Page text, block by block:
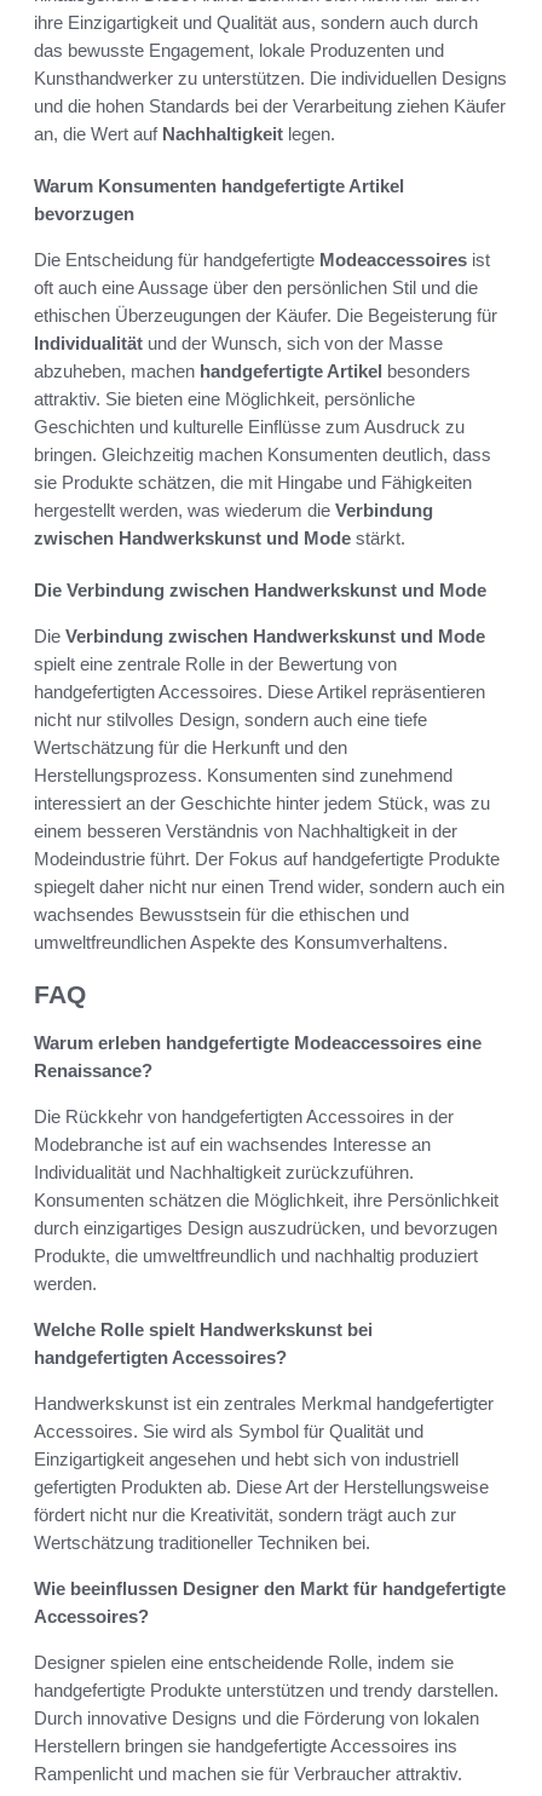
ihre Einzigartigkeit und Qualität aus, sondern auch durch
das bewusste Engagement, lokale Produzenten und
Kunsthandwerker zu unterstützen. Die individuellen Designs
und die hohen Standards bei der Verarbeitung ziehen Käufer
an, die Wert auf Nachhaltigkeit legen.
Warum Konsumenten handgefertigte Artikel
bevorzugen
Die Entscheidung für handgefertigte Modeaccessoires ist
oft auch eine Aussage über den persönlichen Stil und die
ethischen Überzeugungen der Käufer. Die Begeisterung für
Individualität und der Wunsch, sich von der Masse
abzuheben, machen handgefertigte Artikel besonders
attraktiv. Sie bieten eine Möglichkeit, persönliche
Geschichten und kulturelle Einflüsse zum Ausdruck zu
bringen. Gleichzeitig machen Konsumenten deutlich, dass
sie Produkte schätzen, die mit Hingabe und Fähigkeiten
hergestellt werden, was wiederum die Verbindung
zwischen Handwerkskunst und Mode stärkt.
Die Verbindung zwischen Handwerkskunst und Mode
Die Verbindung zwischen Handwerkskunst und Mode
spielt eine zentrale Rolle in der Bewertung von
handgefertigten Accessoires. Diese Artikel repräsentieren
nicht nur stilvolles Design, sondern auch eine tiefe
Wertschätzung für die Herkunft und den
Herstellungsprozess. Konsumenten sind zunehmend
interessiert an der Geschichte hinter jedem Stück, was zu
einem besseren Verständnis von Nachhaltigkeit in der
Modeindustrie führt. Der Fokus auf handgefertigte Produkte
spiegelt daher nicht nur einen Trend wider, sondern auch ein
wachsendes Bewusstsein für die ethischen und
umweltfreundlichen Aspekte des Konsumverhaltens.
FAQ
Warum erleben handgefertigte Modeaccessoires eine
Renaissance?
Die Rückkehr von handgefertigten Accessoires in der
Modebranche ist auf ein wachsendes Interesse an
Individualität und Nachhaltigkeit zurückzuführen.
Konsumenten schätzen die Möglichkeit, ihre Persönlichkeit
durch einzigartiges Design auszudrücken, und bevorzugen
Produkte, die umweltfreundlich und nachhaltig produziert
werden.
Welche Rolle spielt Handwerkskunst bei
handgefertigten Accessoires?
Handwerkskunst ist ein zentrales Merkmal handgefertigter
Accessoires. Sie wird als Symbol für Qualität und
Einzigartigkeit angesehen und hebt sich von industriell
gefertigten Produkten ab. Diese Art der Herstellungsweise
fördert nicht nur die Kreativität, sondern trägt auch zur
Wertschätzung traditioneller Techniken bei.
Wie beeinflussen Designer den Markt für handgefertigte
Accessoires?
Designer spielen eine entscheidende Rolle, indem sie
handgefertigte Produkte unterstützen und trendy darstellen.
Durch innovative Designs und die Förderung von lokalen
Herstellern bringen sie handgefertigte Accessoires ins
Rampenlicht und machen sie für Verbraucher attraktiv.